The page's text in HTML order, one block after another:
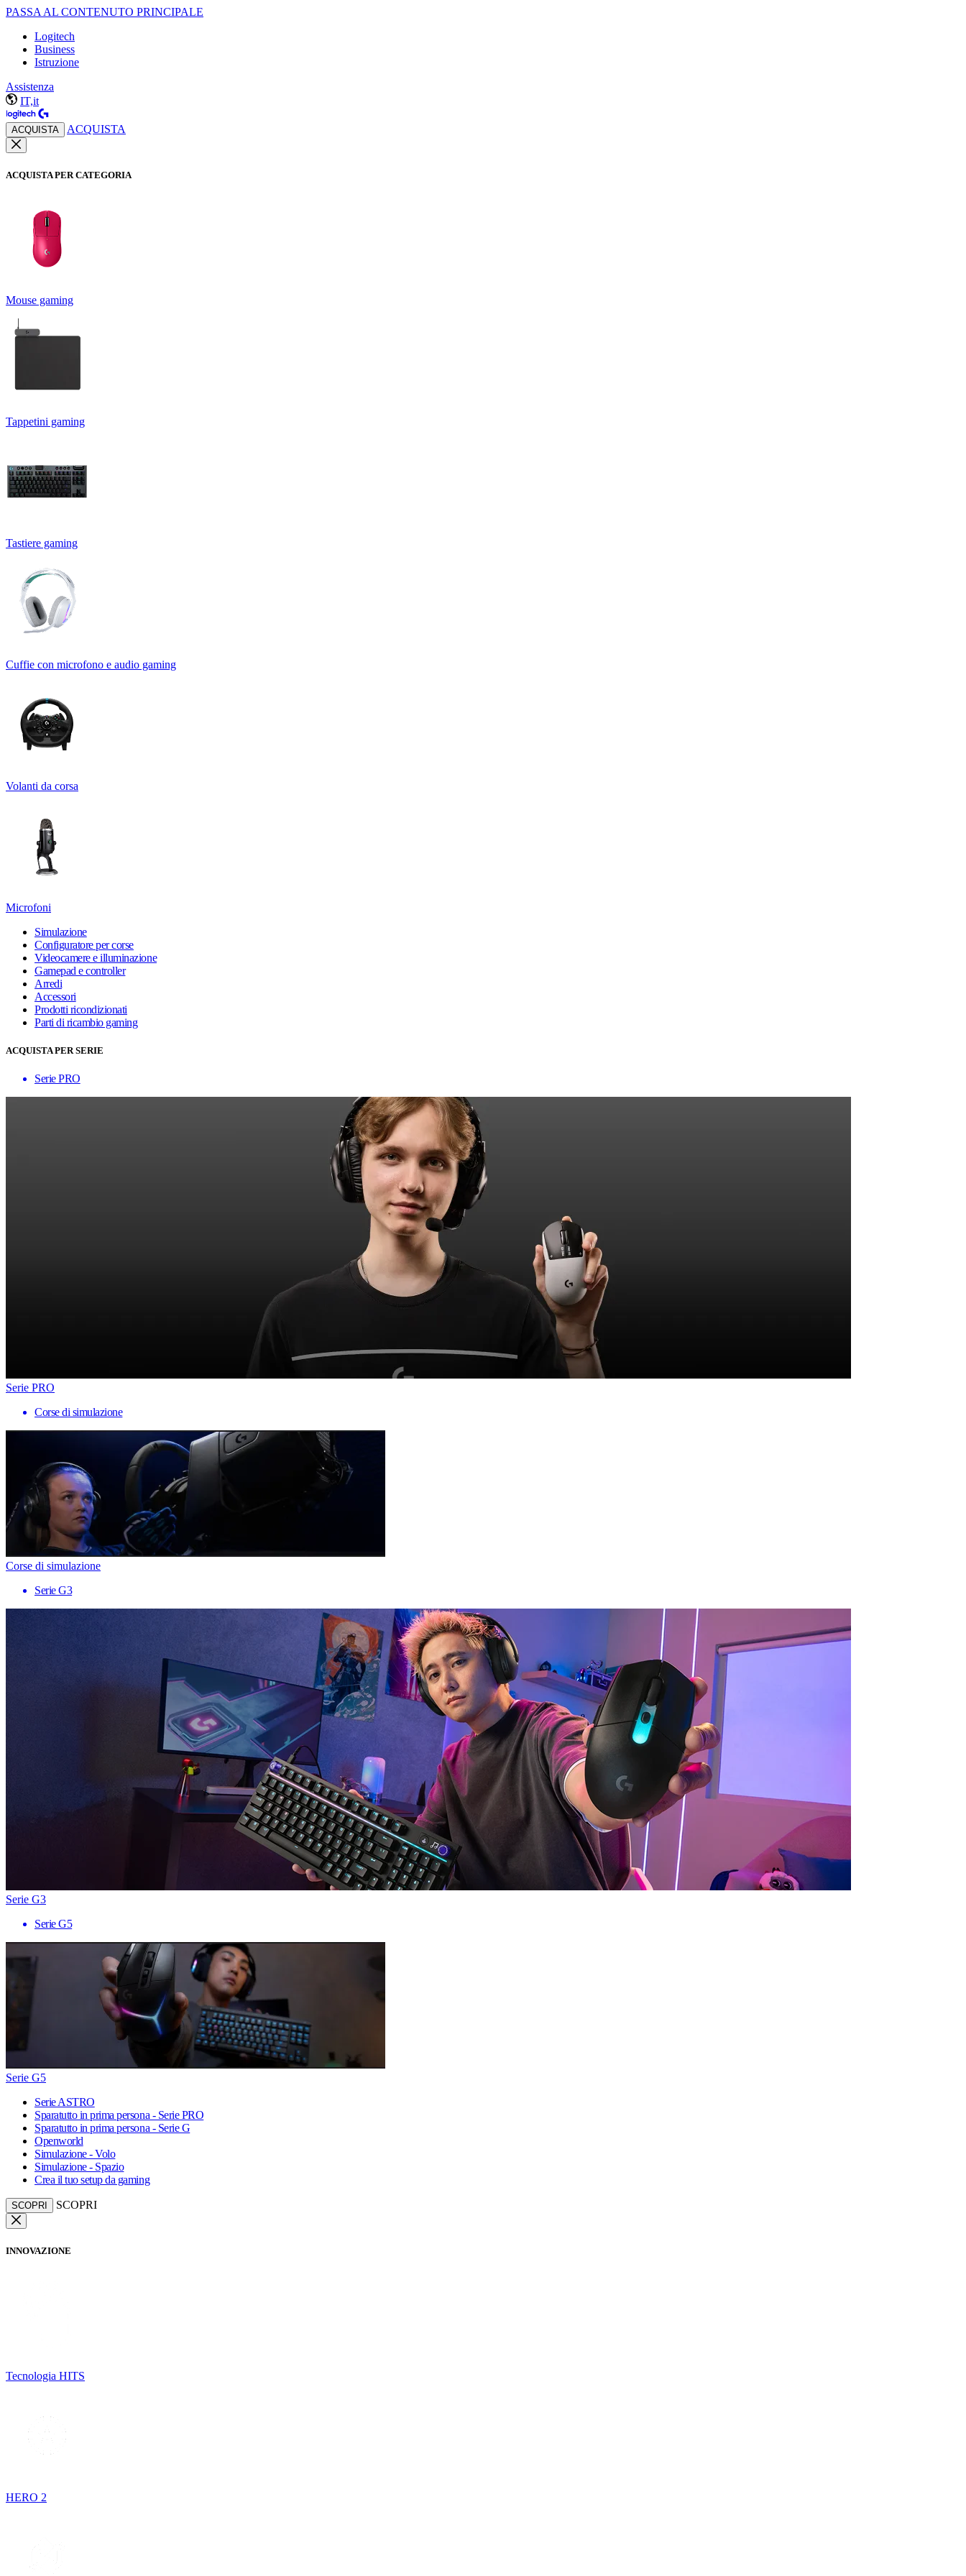
PASSA AL CONTENUTO PRINCIPALE
Logitech
Business
Istruzione
Assistenza
IT,it
ACQUISTA ACQUISTA
ACQUISTA PER CATEGORIA
Mouse gaming
Tappetini gaming
Tastiere gaming
Cuffie con microfono e audio gaming
Volanti da corsa
Microfoni
Simulazione
Configuratore per corse
Videocamere e illuminazione
Gamepad e controller
Arredi
Accessori
Prodotti ricondizionati
Parti di ricambio gaming
ACQUISTA PER SERIE
Serie PRO
Serie PRO
Corse di simulazione
Corse di simulazione
Serie G3
Serie G3
Serie G5
Serie G5
Serie ASTRO
Sparatutto in prima persona - Serie PRO
Sparatutto in prima persona - Serie G
Openworld
Simulazione - Volo
Simulazione - Spazio
Crea il tuo setup da gaming
SCOPRI SCOPRI
INNOVAZIONE
Tecnologia HITS
HERO 2